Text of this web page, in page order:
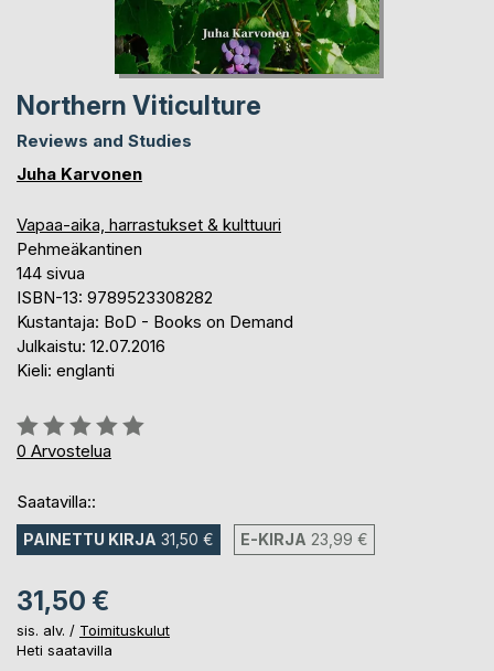
Northern Viticulture
Reviews and Studies
Juha Karvonen
Vapaa-aika, harrastukset & kulttuuri
Pehmeäkantinen
144 sivua
ISBN-13: 9789523308282
Kustantaja: BoD - Books on Demand
Julkaistu: 12.07.2016
Kieli: englanti
Arvostelu::
0%
0 Arvostelua
Saatavilla::
PAINETTU KIRJA 31,50 € E-KIRJA 23,99 €
31,50 €
sis. alv. / Toimituskulut
Heti saatavilla